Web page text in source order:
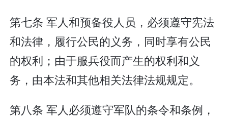
第七条 军人和预备役人员，必须遵守宪法
和法律，履行公民的义务，同时享有公民
的权利；由于服兵役而产生的权利和义
务，由本法和其他相关法律法规规定。
第八条 军人必须遵守军队的条令和条例，